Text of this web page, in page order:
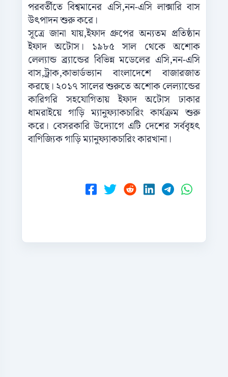
পরবর্তীতে বিশ্বমানের এসি,নন-এসি লাক্সারি বাস
উৎপাদনশুরুকরে।
সূত্রে জানা যায়,ইফাদ গ্রুপের অন্যতম প্রতিষ্ঠান
ইফাদ অটোস। ১৯৮৫ সাল থেকে অশোক
লেল্যান্ড ব্র্যান্ডের বিভিন্ন মডেলের এসি,নন-এসি
বাস,ট্রাক,কাভার্ডভ্যান বাংলাদেশে
বাজারজাত
করছে।২০১৭সালেরশুরুতেঅশোকলেল্যান্ডের
কারিগরি সহযোগিতায় ইফাদ অটোস ঢাকার
ধামরাইয়ে গাড়ি ম্যানুফ্যাকচারিং কার্যক্রম শুরু
করে। বেসরকারি উদ্যোগে এটি দেশের সর্ববৃহৎ
বাণিজ্যিকগাড়িম্যানুফ্যাকচারিংকারখানা।